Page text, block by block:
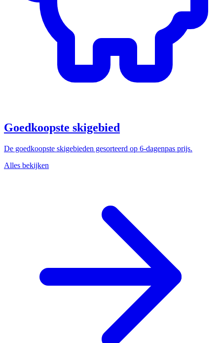
Goedkoopste skigebied
De goedkoopste skigebieden gesorteerd op 6-dagenpas prijs.
Alles bekijken